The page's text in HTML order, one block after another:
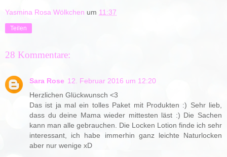
Yasmina Rosa Wölkchen um 11:37
Teilen
28 Kommentare:
Sara Rose 12. Februar 2016 um 12:20
Herzlichen Glückwunsch <3
Das ist ja mal ein tolles Paket mit Produkten :) Sehr lieb,
dass du deine Mama wieder mittesten läst :) Die Sachen
kann man alle gebrauchen. Die Locken Lotion finde ich sehr
interessant, ich habe immerhin ganz leichte Naturlocken
aber nur wenige xD